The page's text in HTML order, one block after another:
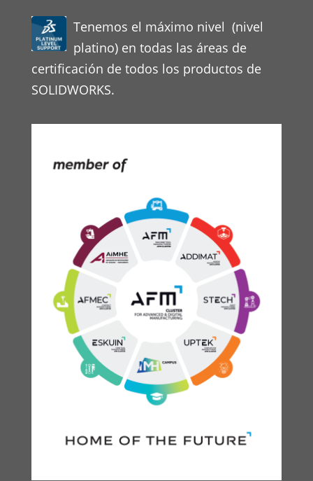
Tenemos el máximo nivel (nivel
platino) en todas las áreas de
certificación de todos los productos de
SOLIDWORKS.